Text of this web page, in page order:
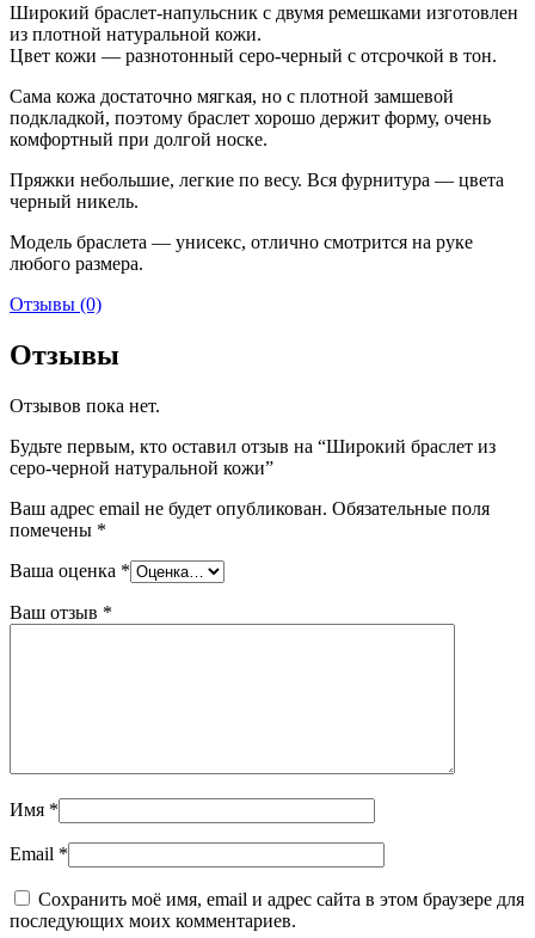
Широкий браслет-напульсник с двумя ремешками изготовлен
из плотной натуральной кожи.
Цвет кожи — разнотонный серо-черный с отсрочкой в тон.
Сама кожа достаточно мягкая, но с плотной замшевой
подкладкой, поэтому браслет хорошо держит форму, очень
комфортный при долгой носке.
Пряжки небольшие, легкие по весу. Вся фурнитура — цвета
черный никель.
Модель браслета — унисекс, отлично смотрится на руке
любого размера.
Отзывы (0)
Отзывы
Отзывов пока нет.
Будьте первым, кто оставил отзыв на “Широкий браслет из
серо-черной натуральной кожи”
Ваш адрес email не будет опубликован. Обязательные поля
помечены *
Ваша оценка *
Ваш отзыв *
Имя *
Email *
Сохранить моё имя, email и адрес сайта в этом браузере для
последующих моих комментариев.